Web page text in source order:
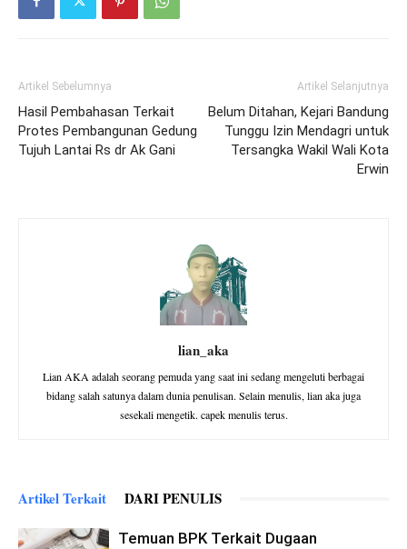
Artikel Sebelumnya
Hasil Pembahasan Terkait
Protes Pembangunan Gedung
Tujuh Lantai Rs dr Ak Gani
Artikel Selanjutnya
Belum Ditahan, Kejari Bandung
Tunggu Izin Mendagri untuk
Tersangka Wakil Wali Kota
Erwin
lian_aka
Lian AKA adalah seorang pemuda yang saat ini sedang mengeluti berbagai
bidang salah satunya dalam dunia penulisan. Selain menulis, lian aka juga
sesekali mengetik. capek menulis terus.
Artikel Terkait DARI PENULIS
Temuan BPK Terkait Dugaan